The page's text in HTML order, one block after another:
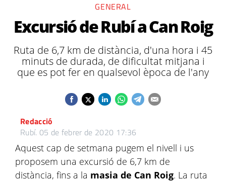
GENERAL
Excursió de Rubí a Can Roig
Ruta de 6,7 km de distància, d'una hora i 45
minuts de durada, de dificultat mitjana i
que es pot fer en qualsevol època de l'any
Redacció
Rubí. 05 de febrer de 2020 17:36
Aquest cap de setmana pugem el nivell i us
proposem una excursió de 6,7 km de
distància, fins a la masia de Can Roig. La ruta